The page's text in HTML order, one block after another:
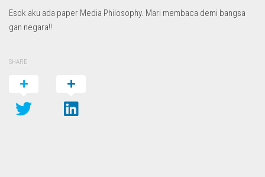
Esok aku ada paper Media Philosophy. Mari membaca demi bangsa
gan negara!!
SHARE